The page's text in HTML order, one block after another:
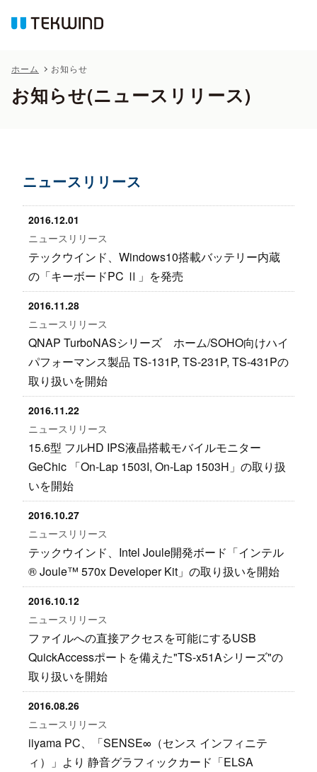
ホーム お知らせ
お知らせ(ニュースリリース)
ニュースリリース
2016.12.01
ニュースリリース
テックウインド、Windows10搭載バッテリー内蔵
の「キーボードPC Ⅱ」を発売
2016.11.28
ニュースリリース
QNAP TurboNASシリーズ ホーム/SOHO向けハイ
パフォーマンス製品 TS-131P, TS-231P, TS-431Pの
取り扱いを開始
2016.11.22
ニュースリリース
15.6型 フルHD IPS液晶搭載モバイルモニター
GeChic 「On-Lap 1503I, On-Lap 1503H」の取り扱
いを開始
2016.10.27
ニュースリリース
テックウインド、Intel Joule開発ボード「インテル
® Joule™ 570x Developer Kit」の取り扱いを開始
2016.10.12
ニュースリリース
ファイルへの直接アクセスを可能にするUSB
QuickAccessポートを備えた"TS-x51Aシリーズ"の
取り扱いを開始
2016.08.26
ニュースリリース
iiyama PC、「SENSE∞（センス インフィニテ
ィ）」より 静音グラフィックカード「ELSA